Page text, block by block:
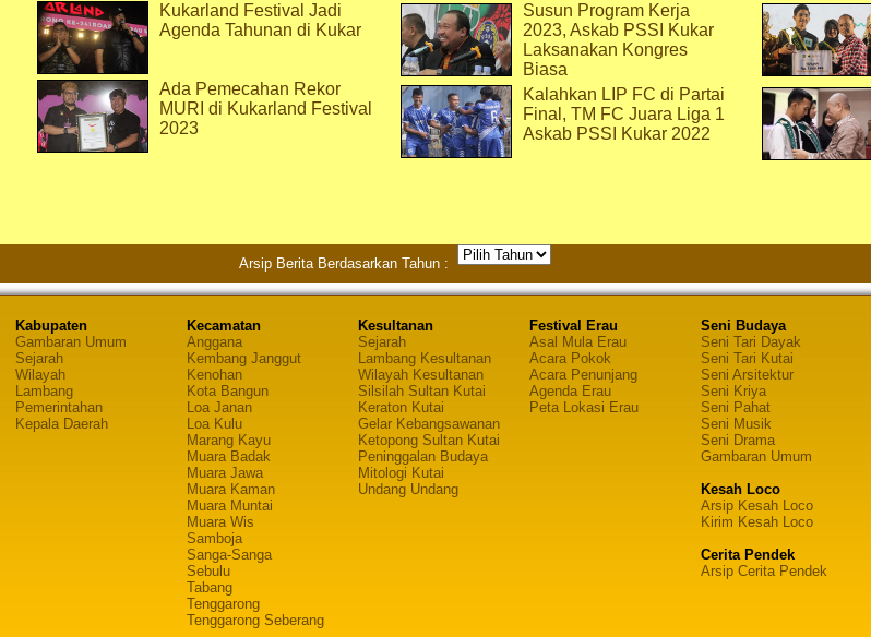
Kukarland Festival Jadi
Agenda Tahunan di Kukar
Ada Pemecahan Rekor
MURI di Kukarland Festival
2023
Susun Program Kerja
2023, Askab PSSI Kukar
Laksanakan Kongres
Biasa
Kalahkan LIP FC di Partai
Final, TM FC Juara Liga 1
Askab PSSI Kukar 2022
Arsip Berita Berdasarkan Tahun :
Kabupaten
Gambaran Umum
Sejarah
Wilayah
Lambang
Pemerintahan
Kepala Daerah
Kecamatan
Anggana
Kembang Janggut
Kenohan
Kota Bangun
Loa Janan
Loa Kulu
Marang Kayu
Muara Badak
Muara Jawa
Muara Kaman
Muara Muntai
Muara Wis
Samboja
Sanga-Sanga
Sebulu
Tabang
Tenggarong
Tenggarong Seberang
Kesultanan
Sejarah
Lambang Kesultanan
Wilayah Kesultanan
Silsilah Sultan Kutai
Keraton Kutai
Gelar Kebangsawanan
Ketopong Sultan Kutai
Peninggalan Budaya
Mitologi Kutai
Undang Undang
Festival Erau
Asal Mula Erau
Acara Pokok
Acara Penunjang
Agenda Erau
Peta Lokasi Erau
Seni Budaya
Seni Tari Dayak
Seni Tari Kutai
Seni Arsitektur
Seni Kriya
Seni Pahat
Seni Musik
Seni Drama
Gambaran Umum
Kesah Loco
Arsip Kesah Loco
Kirim Kesah Loco
Cerita Pendek
Arsip Cerita Pendek